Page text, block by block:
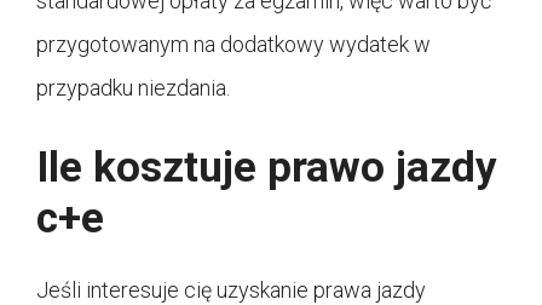
przygotowanym na dodatkowy wydatek w
przypadku niezdania.
Ile kosztuje prawo jazdy
c+e
Jeśli interesuje cię uzyskanie prawa jazdy